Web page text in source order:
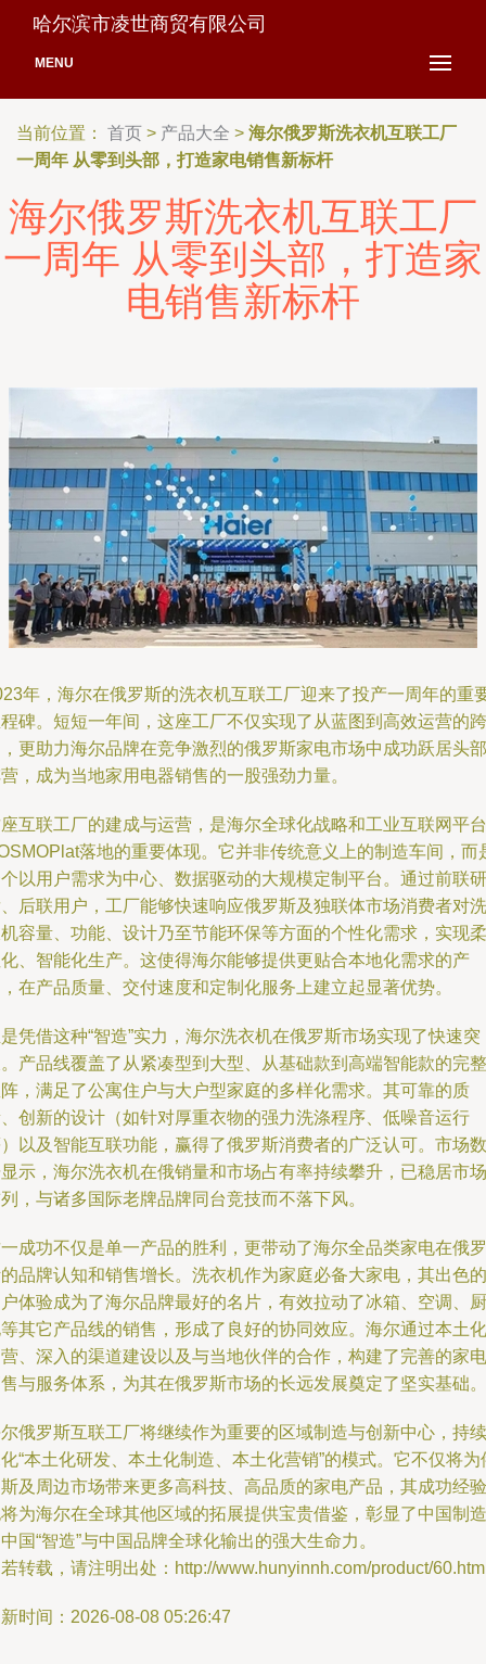
哈尔滨市凌世商贸有限公司
MENU
当前位置： 首页 > 产品大全 > 海尔俄罗斯洗衣机互联工厂
一周年 从零到头部，打造家电销售新标杆
海尔俄罗斯洗衣机互联工厂
一周年 从零到头部，打造家
电销售新标杆
年，海尔在俄罗斯的洗衣机互联工厂迎来了投产一周年的重
碑。短短一年间，这座工厂不仅实现了从蓝图到高效运营的跨
更助力海尔品牌在竞争激烈的俄罗斯家电市场中成功跃居头部
，成为当地家用电器销售的一股强劲力量。
互联工厂的建成与运营，是海尔全球化战略和工业互联网平台
落地的重要体现。它并非传统意义上的制造车间，而
以用户需求为中心、数据驱动的大规模定制平台。通过前联研
后联用户，工厂能够快速响应俄罗斯及独联体市场消费者对洗
容量、功能、设计乃至节能环保等方面的个性化需求，实现柔
、智能化生产。这使得海尔能够提供更贴合本地化需求的产
在产品质量、交付速度和定制化服务上建立起显著优势。
凭借这种“智造”实力，海尔洗衣机在俄罗斯市场实现了快速突
产品线覆盖了从紧凑型到大型、从基础款到高端智能款的完整
，满足了公寓住户与大户型家庭的多样化需求。其可靠的质
创新的设计（如针对厚重衣物的强力洗涤程序、低噪音运行
以及智能互联功能，赢得了俄罗斯消费者的广泛认可。市场数
示，海尔洗衣机在俄销量和市场占有率持续攀升，已稳居市场
，与诸多国际老牌品牌同台竞技而不落下风。
成功不仅是单一产品的胜利，更带动了海尔全品类家电在俄罗
品牌认知和销售增长。洗衣机作为家庭必备大家电，其出色的
体验成为了海尔品牌最好的名片，有效拉动了冰箱、空调、厨
其它产品线的销售，形成了良好的协同效应。海尔通过本土化
、深入的渠道建设以及与当地伙伴的合作，构建了完善的家电
与服务体系，为其在俄罗斯市场的长远发展奠定了坚实基础。
俄罗斯互联工厂将继续作为重要的区域制造与创新中心，持续
“本土化研发、本土化制造、本土化营销”的模式。它不仅将为
及周边市场带来更多高科技、高品质的家电产品，其成功经验
为海尔在全球其他区域的拓展提供宝贵借鉴，彰显了中国制造
国“智造”与中国品牌全球化输出的强大生命力。
转载，请注明出处：http://www.hunyinnh.com/product/
时间：2026-08-08 05:26:47